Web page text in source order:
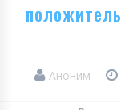
Аноним